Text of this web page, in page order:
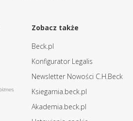
Zobacz także
Beck.pl
Konfigurator Legalis
Newsletter Nowości C.H.Beck
Ksiegarnia.beck.pl
Akademia.beck.pl